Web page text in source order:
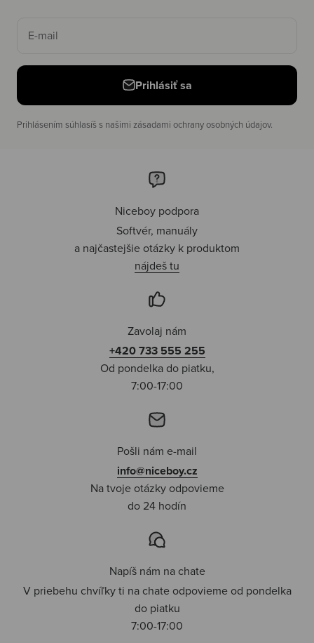
E-mail
Prihlásiť sa
Prihlásením súhlasíš s našimi zásadami ochrany osobných údajov.
Niceboy podpora
Softvér, manuály
a najčastejšie otázky k produktom
nájdeš tu
Zavolaj nám
+420 733 555 255
Od pondelka do piatku,
7:00-17:00
Pošli nám e-mail
info@niceboy.cz
Na tvoje otázky odpovieme
do 24 hodín
Napíš nám na chate
V priebehu chvíľky ti na chate odpovieme od pondelka
do piatku
7:00-17:00